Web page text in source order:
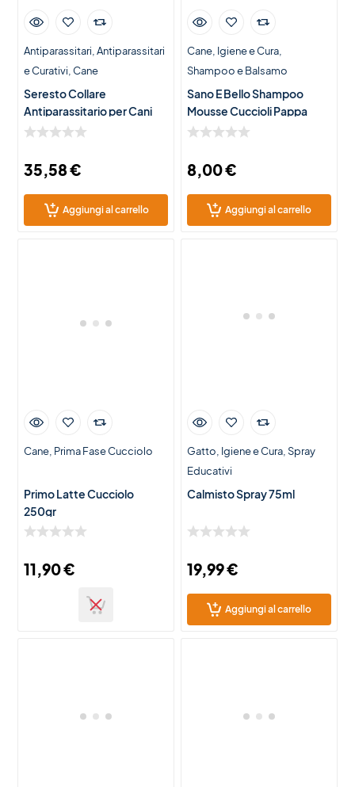
Antiparassitari Antiparassitari
e Curativi Cane
Seresto Collare
Antiparassitario per Cani
>8kg
35,58€
Aggiungi al carrello
Cane Igiene e Cura
Shampoo e Balsamo
Sano E Bello Shampoo
Mousse Cuccioli Pappa
Reale 300ml
8,00€
Aggiungi al carrello
Cane Prima Fase Cucciolo
Primo Latte Cucciolo
250gr
11,90€
Gatto Igiene e Cura Spray
Educativi
Calmisto Spray 75ml
19,99€
Aggiungi al carrello